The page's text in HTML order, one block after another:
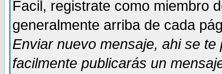
Facil, registrate como miembro
generalmente arriba de cada
Enviar nuevo mensaje, ahi se te
facilmente publicarás un